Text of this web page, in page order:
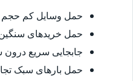
حمل وسایل کم حجم
حمل خریدهای
جابجایی سریع
حمل بارهای سبک